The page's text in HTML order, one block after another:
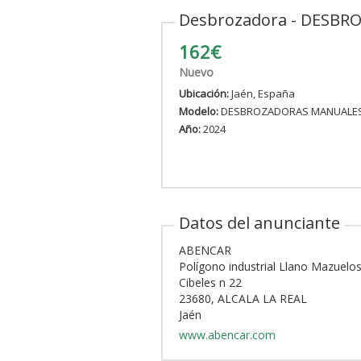
Desbrozadora -
162€
Nuevo
Ubicación:Jaén, España
Modelo:DESBROZADORAS
Año:2024
Datos del anunciante
ABENCAR
Polígono industrial Llano
Cibeles n 22
23680, ALCALA LA REAL
Jaén
www.abencar.com